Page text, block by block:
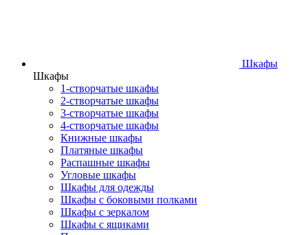
Шкафы
Шкафы
1-створчатые шкафы
2-створчатые шкафы
3-створчатые шкафы
4-створчатые шкафы
Книжные шкафы
Платяные шкафы
Распашные шкафы
Угловые шкафы
Шкафы для одежды
Шкафы с боковыми полками
Шкафы с зеркалом
Шкафы с ящиками